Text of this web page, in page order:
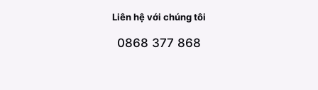
Liên hệ với chúng tôi
0868 377 868